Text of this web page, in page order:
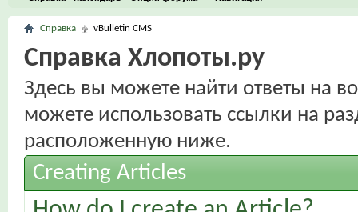
Справка vBulletin CMS
Справка Хлопоты.ру
Здесь вы можете найти ответы на
можете использовать ссылки на
расположенную ниже.
Creating Articles